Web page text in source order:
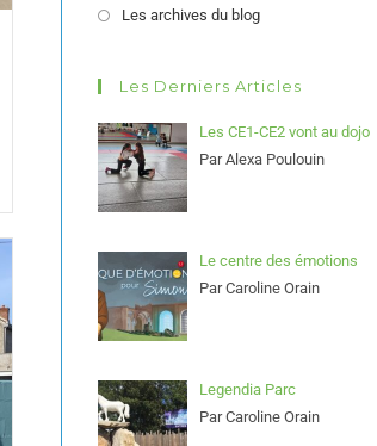
Les archives du blog
Les Derniers Articles
Les CE1-CE2 vont au dojo
Par Alexa Poulouin
Le centre des émotions
Par Caroline Orain
Legendia Parc
Par Caroline Orain